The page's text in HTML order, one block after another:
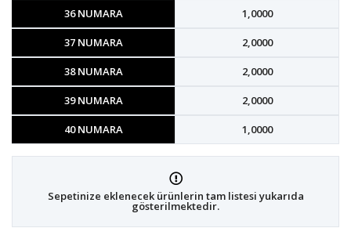
36 NUMARA 1,0000
37 NUMARA 2,0000
38 NUMARA 2,0000
39 NUMARA 2,0000
40 NUMARA 1,0000
Sepetinize eklenecek ürünlerin tam listesi yukarıda
gösterilmektedir.